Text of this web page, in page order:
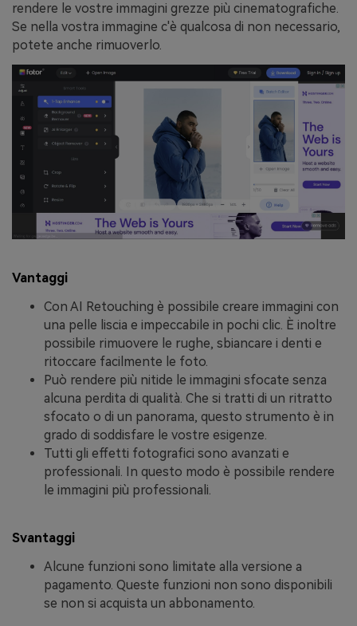
rendere le vostre immagini grezze più cinematografiche.
Se nella vostra immagine c'è qualcosa di non necessario,
potete anche rimuoverlo.
Vantaggi
Con AI Retouching è possibile creare immagini con
una pelle liscia e impeccabile in pochi clic. È inoltre
possibile rimuovere le rughe, sbiancare i denti e
ritoccare facilmente le foto.
Può rendere più nitide le immagini sfocate senza
alcuna perdita di qualità. Che si tratti di un ritratto
sfocato o di un panorama, questo strumento è in
grado di soddisfare le vostre esigenze.
Tutti gli effetti fotografici sono avanzati e
professionali. In questo modo è possibile rendere
le immagini più professionali.
Svantaggi
Alcune funzioni sono limitate alla versione a
pagamento. Queste funzioni non sono disponibili
se non si acquista un abbonamento.